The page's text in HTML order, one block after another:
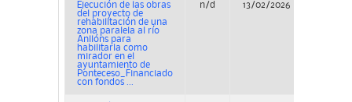
Ejecución de las obras
del proyecto de
rehabilitación de una
zona paralela al río
Anllóns para
habilitarla como
mirador en el
ayuntamiento de
Ponteceso_Financiado
con fondos ...
n/d 13/02/2026